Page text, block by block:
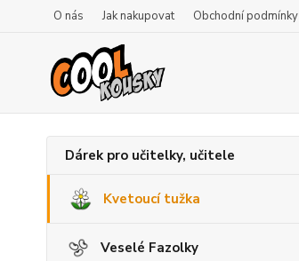
O nás Jak nakupovat Obchodní podmínky
Dárek pro učitelky, učitele
Kvetoucí tužka
Veselé Fazolky